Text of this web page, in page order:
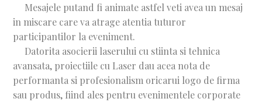
Mesajele putand fi animate astfel veti avea un mesaj
in miscare care va atrage atentia tuturor
participantilor la eveniment.
Datorita asocierii laserului cu stiinta si tehnica
avansata, proiectiile cu Laser dau acea nota de
performanta si profesionalism oricarui logo de firma
sau produs, fiind ales pentru evenimentele corporate